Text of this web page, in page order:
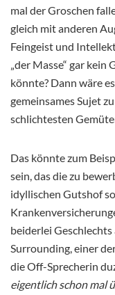
mal der Groschen
gleich mit anderen
Feingeist und
„der Masse“ gar kein
könnte? Dann wäre
gemeinsames Sujet
schlichtesten
Das könnte zum
sein, das die zu
idyllischen Gutshof
beiderlei
Surrounding, einer
die Off-Sprecherin
eigentlich schon mal